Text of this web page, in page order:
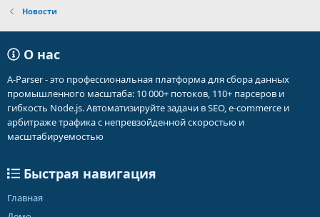
Новости
О нас
A-Parser - это профессиональная платформа для сбора данных
промышленного масштаба: 10 000+ потоков, 110+ парсеров и
гибкость Node.js. Автоматизируйте задачи в SEO, e-commerce и
арбитраже трафика с непревзойденной скоростью и
масштабируемостью
Быстрая навигация
Главная